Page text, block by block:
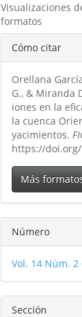
Visualizaciones
formatos
Detalles
del
artículo
Cómo citar
Orellana
G., & Miranda
iones en la
la cuenca
yacimientos.
https://doi.org/
Más
Número
Vol. 14 Núm. 2
Sección